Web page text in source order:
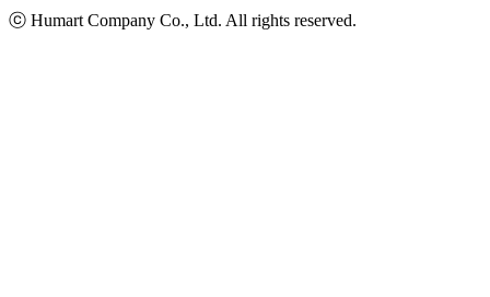
ⓒ Humart Company Co., Ltd. All rights reserved.